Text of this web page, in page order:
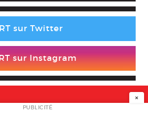
sur Twitter
sur Instagram
×
PUBLICITÉ